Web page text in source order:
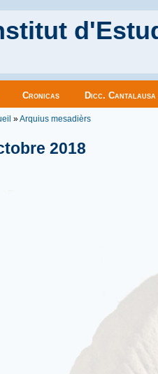
Cronicas Dicc. Cantalausa
êtes ici
»Arquius mesadièrs
2018